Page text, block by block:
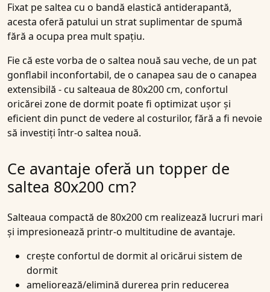
Fixat pe saltea cu o bandă elastică antiderapantă,
acesta oferă patului un strat suplimentar de spumă
fără a ocupa prea mult spațiu.
Fie că este vorba de o saltea nouă sau veche, de un pat
gonflabil inconfortabil, de o canapea sau de o canapea
extensibilă - cu salteaua de 80x200 cm, confortul
oricărei zone de dormit poate fi optimizat ușor și
eficient din punct de vedere al costurilor, fără a fi nevoie
să investiți într-o saltea nouă.
Ce avantaje oferă un topper de
saltea 80x200 cm?
Salteaua compactă de 80x200 cm realizează lucruri mari
și impresionează printr-o multitudine de avantaje.
crește confortul de dormit al oricărui sistem de
dormit
ameliorează/elimină durerea prin reducerea